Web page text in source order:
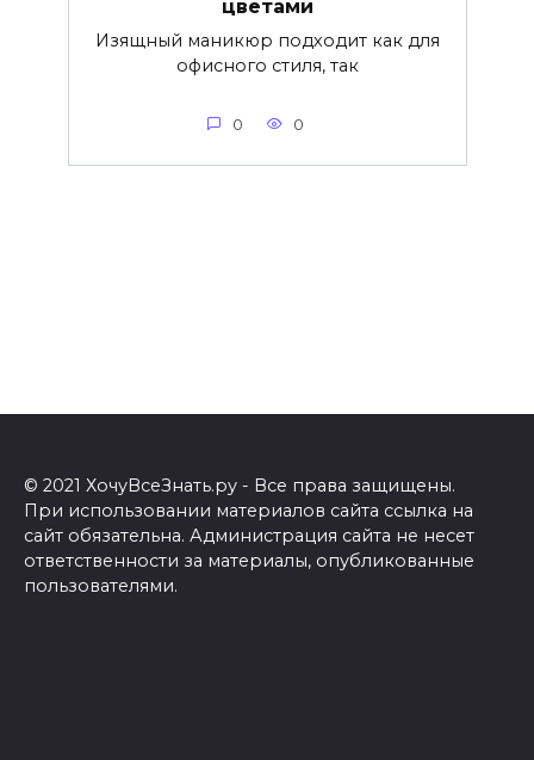
цветами
Изящный маникюр подходит как для
офисного стиля, так
0 0
© 2021 ХочуВсеЗнать.ру - Все права защищены.
При использовании материалов сайта ссылка на
сайт обязательна. Администрация сайта не несет
ответственности за материалы, опубликованные
пользователями.